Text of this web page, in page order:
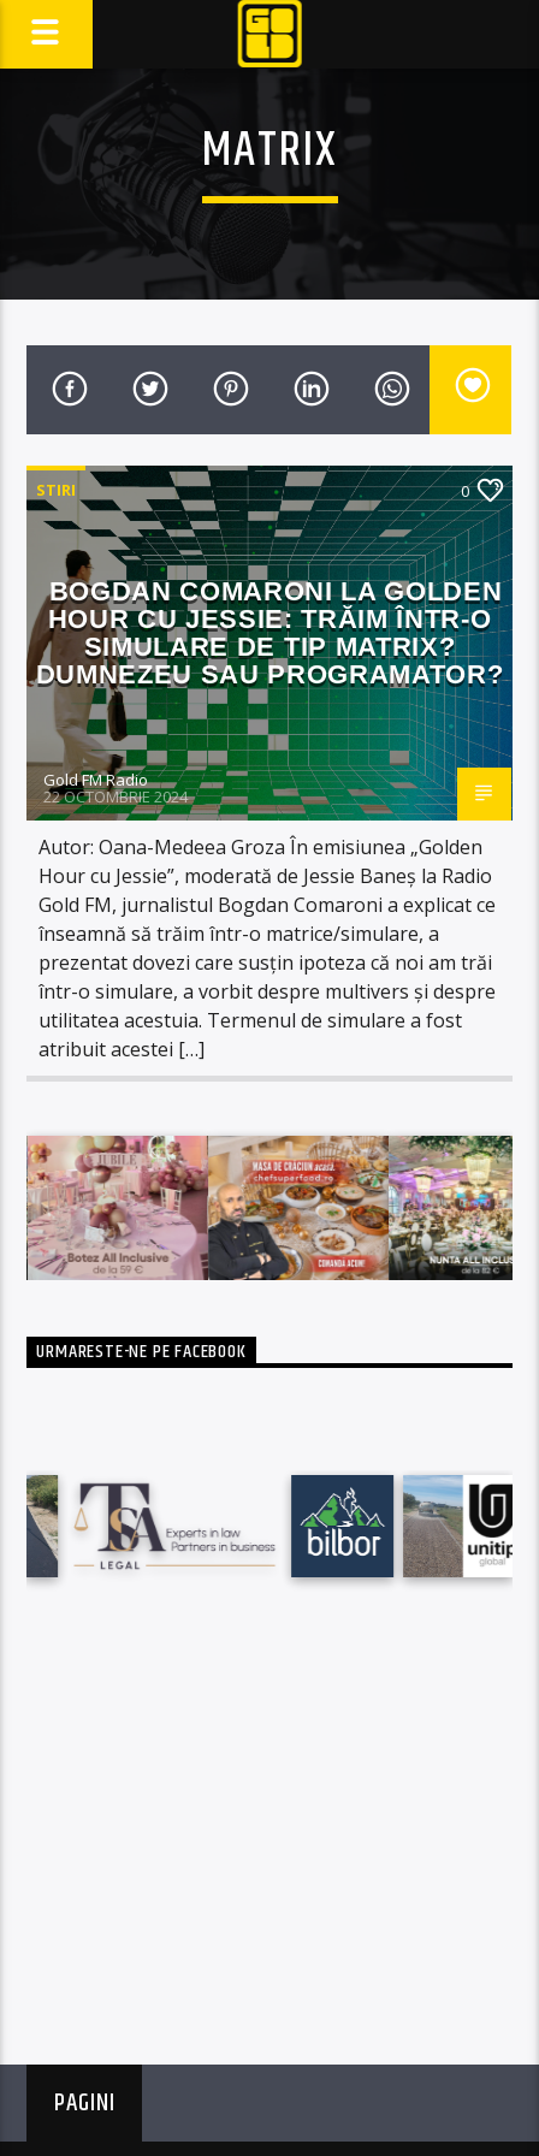
MATRIX
STIRI 0
BOGDAN COMARONI LA GOLDEN
HOUR CU JESSIE: TRĂIM ÎNTR-O
SIMULARE DE TIP MATRIX?
DUMNEZEU SAU PROGRAMATOR?
Gold FM Radio
22 OCTOMBRIE 2024
Autor: Oana-Medeea Groza În emisiunea „Golden
Hour cu Jessie”, moderată de Jessie Baneș la Radio
Gold FM, jurnalistul Bogdan Comaroni a explicat ce
înseamnă să trăim într-o matrice/simulare, a
prezentat dovezi care susțin ipoteza că noi am trăi
într-o simulare, a vorbit despre multivers și despre
utilitatea acestuia. Termenul de simulare a fost
atribuit acestei […]
URMARESTE-NE PE FACEBOOK
PAGINI